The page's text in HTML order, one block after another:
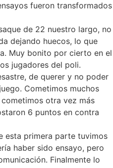
fueron transformados
de 22 nuestro largo, no
dejando huecos, lo que
Muy bonito por cierto en el
jugadores del poli.
de querer y no poder
Cometimos muchos
otra vez más
6 puntos en contra
esta primera parte tuvimos
haber sido ensayo, pero
Finalmente lo